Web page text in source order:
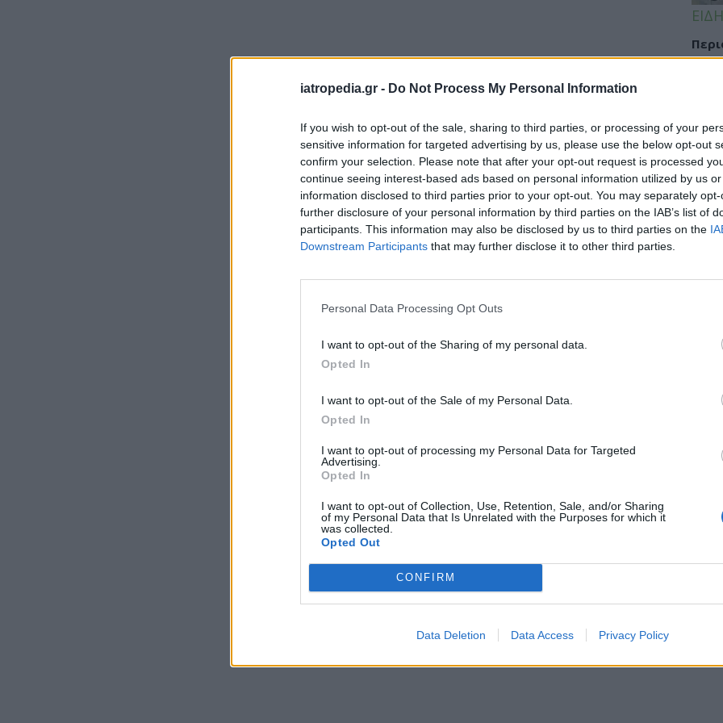
iatropedia.gr - Do Not Process My Personal Information
If you wish to opt-out of the sale, sharing to third parties, or processing of your
sensitive information for targeted advertising by us, please use the below opt-out
confirm your selection. Please note that after your opt-out request is processed
continue seeing interest-based ads based on personal information utilized by us
information disclosed to third parties prior to your opt-out. You may separately
further disclosure of your personal information by third parties on the IAB’s list of
participants. This information may also be disclosed by us to third parties on the
Downstream Participants that may further disclose it to other third parties.
Personal Data Processing Opt Outs
I want to opt-out of the Sharing of my personal data.
Opted In
I want to opt-out of the Sale of my Personal Data.
Opted In
I want to opt-out of processing my Personal Data for Targeted
Advertising.
Opted In
I want to opt-out of Collection, Use, Retention, Sale, and/or Sharing
of my Personal Data that Is Unrelated with the Purposes for which it
was collected.
Opted Out
CONFIRM
Data Deletion Data Access Privacy Policy
για